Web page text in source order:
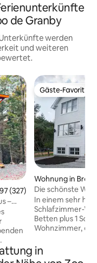
de Granby
werden
und weiteren
Bewertung:
(327)
–
Gäste-Favorit
Gäste-Favorit
Wohnung in
Die schönste
Vieux
In einem sehr
Schlafzimmer-
Betten plus 1
Wohnzimmer, ein
Keramikdusche.
Geschäfte in der
in